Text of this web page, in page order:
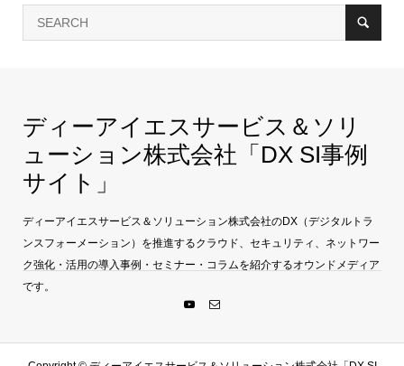
ディーアイエスサービス＆ソリ
ューション株式会社「DX SI事例
サイト」
ディーアイエスサービス＆ソリューション株式会社のDX（デジタルトラ
ンスフォーメーション）を推進するクラウド、セキュリティ、ネットワー
ク強化・活用の導入事例・セミナー・コラムを紹介するオウンドメディア
です。